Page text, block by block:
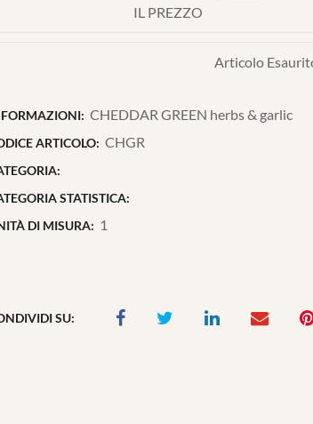
IL PREZZO
Articolo
CHEDDAR GREEN herbs & garlic
ARTICOLO: CHGR
STATISTICA:
DI MISURA: 1
SU: